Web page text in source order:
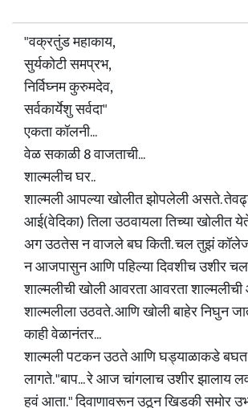
"वक्रतुंड महाकाय,
सुर्यकोटी समप्रभ,
निर्विघ्नम कुरुमदेव,
सर्वकार्येशु सर्वदा"
एकता कॉलनी...
वेळ सकाळी 8 वाजताची...
शाल्मलीच घर..
शाल्मली आपल्या खोलीत झोपलेली असते.
आई(वेदिका) तिला उठवायला तिच्या खोलीत
अग उठतेस न वाजले बघ किती. चल तुझं
न आजपासुन आणि पहिल्या दिवशीच उशीर
शाल्मलीची खोली आवरता आवरता
शाल्मलीला उठवते. आणि खोली बाहेर निघुन
काही वेळानंतर...
शाल्मली पटकन उठते आणि घड्याळाकडे
लागते. "बाप... रे आज चांगलाच उशीर झालाय
हवं आता." दिवाणावरून उठून खिडकी समोर